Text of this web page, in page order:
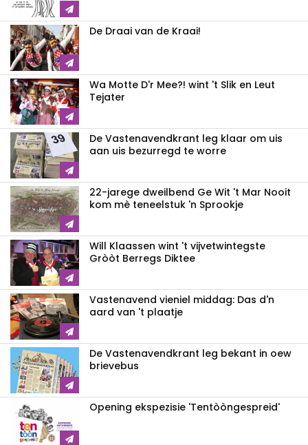
De Draai van de Kraai!
Wa Motte D'r Mee?! wint 't Slik en Leut
Tejater
De Vastenavendkrant leg klaar om uis
aan uis bezurregd te worre
22-jarege dweilbend Ge Wit 't Mar Nooit
kom mè teneelstuk 'n Sprookje
Will Klaassen wint 't vijvetwintegste
Gròòt Berregs Diktee
Vastenavend vieniel middag: Das d'n
aard van 't plaatje
De Vastenavendkrant leg bekant in oew
brievebus
Opening ekspezisie 'Tentòòngespreid'